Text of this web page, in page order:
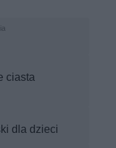
ciasta
dla dzieci